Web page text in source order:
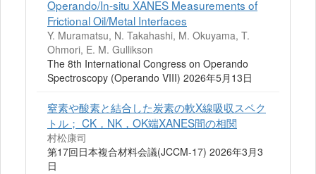
Operando/In-situ XANES Measurements of
Frictional Oil/Metal Interfaces
Y. Muramatsu, N. Takahashi, M. Okuyama, T.
Ohmori, E. M. Gullikson
The 8th International Congress on Operando
Spectroscopy (Operando VIII) 2026年5月13日
窒素や酸素と結合した炭素の軟X線吸収スペク
トル； CK，NK，OK端XANES間の相関
村松康司
第17回日本複合材料会議(JCCM-17) 2026年3月3
日